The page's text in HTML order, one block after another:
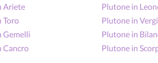
Ariete
Toro
Gemelli
Cancro
Plutone in
Plutone in
Plutone in
Plutone in